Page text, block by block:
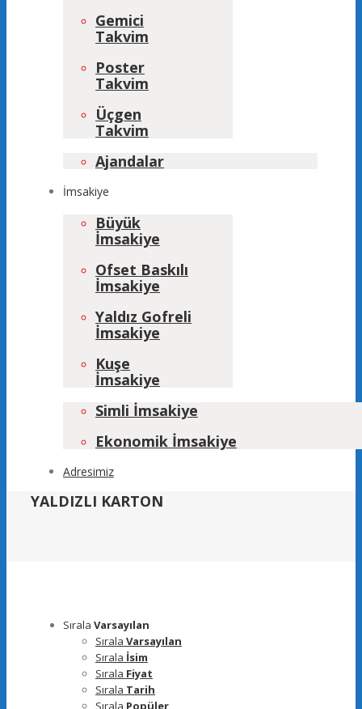
Gemici
Takvim
Poster
Takvim
Üçgen
Takvim
Ajandalar
İmsakiye
Büyük
İmsakiye
Ofset Baskılı
İmsakiye
Yaldız Gofreli
İmsakiye
Kuşe
İmsakiye
Simli İmsakiye
Ekonomik İmsakiye
Adresimiz
YALDIZLI KARTON
Sırala Varsayılan
Sırala Varsayılan
Sırala İsim
Sırala Fiyat
Sırala Tarih
Sırala Popüler